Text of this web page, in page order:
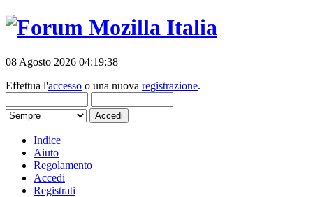
08 Agosto 2026 04:19:38
Effettua l'accesso o una nuova registrazione.
Indice
Aiuto
Regolamento
Accedi
Registrati